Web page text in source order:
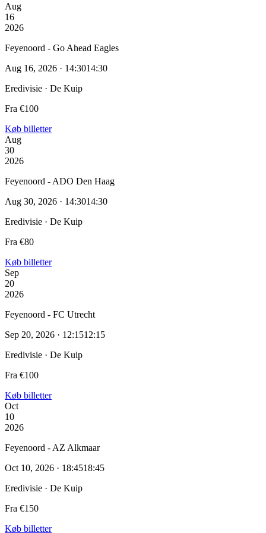
Aug
16
2026
Feyenoord - Go Ahead Eagles
Aug 16, 2026 · 14:3014:30
Eredivisie · De Kuip
Fra €100
Køb billetter
Aug
30
2026
Feyenoord - ADO Den Haag
Aug 30, 2026 · 14:3014:30
Eredivisie · De Kuip
Fra €80
Køb billetter
Sep
20
2026
Feyenoord - FC Utrecht
Sep 20, 2026 · 12:1512:15
Eredivisie · De Kuip
Fra €100
Køb billetter
Oct
10
2026
Feyenoord - AZ Alkmaar
Oct 10, 2026 · 18:4518:45
Eredivisie · De Kuip
Fra €150
Køb billetter